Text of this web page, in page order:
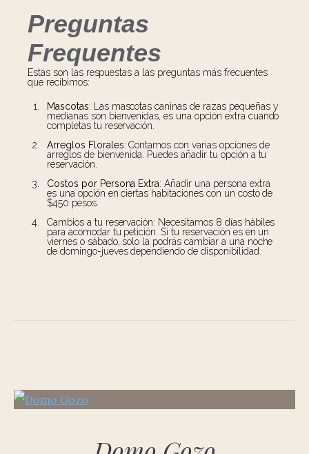
Preguntas
Frequentes
Estas son las respuestas a las preguntas más frecuentes
que recibimos:
Mascotas: Las mascotas caninas de razas pequeñas y
medianas son bienvenidas, es una opción extra cuando
completas tu reservación.
Arreglos Florales: Contamos con varias opciones de
arreglos de bienvenida. Puedes añadir tu opción a tu
reservación.
Costos por Persona Extra: Añadir una persona extra
es una opción en ciertas habitaciones con un costo de
$450 pesos.
Cambios a tu reservación: Necesitamos 8 días hábiles
para acomodar tu petición. Si tu reservación es en un
viernes o sábado, solo la podrás cambiar a una noche
de domingo-jueves dependiendo de disponibilidad.